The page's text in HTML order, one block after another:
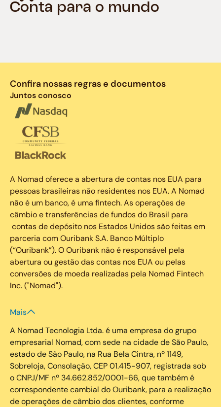
Conta para o mundo
Confira nossas regras e documentos
Juntos conosco
A Nomad oferece a abertura de contas nos EUA para
pessoas brasileiras não residentes nos EUA. A Nomad
não é um banco, é uma fintech. As operações de
câmbio e transferências de fundos do Brasil para
contas de depósito nos Estados Unidos são feitas em
parceria com Ouribank S.A. Banco Múltiplo
(“Ouribank”). O Ouribank não é responsável pela
abertura ou gestão das contas nos EUA ou pelas
conversões de moeda realizadas pela Nomad Fintech
Inc. ("Nomad").
Mais
A Nomad Tecnologia Ltda. é uma empresa do grupo
empresarial Nomad, com sede na cidade de São Paulo,
estado de São Paulo, na Rua Bela Cintra, nº 1149,
Sobreloja, Consolação, CEP 01.415-907, registrada sob
o CNPJ/MF nº 34.662.852/0001-66, que também é
correspondente cambial do Ouribank, para a realização
de operações de câmbio dos clientes, conforme